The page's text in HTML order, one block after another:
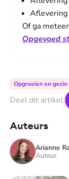
Aflevering
Of ga
Opgevoed
Opgroeien en gezin
Deel dit artikel:
Auteurs
Arianne
Auteur